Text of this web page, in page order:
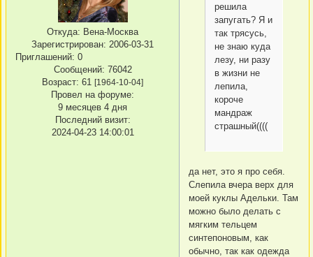
Откуда: Вена-Москва
Зарегистрирован: 2006-03-31
Приглашений: 0
Сообщений: 76042
Возраст: 61 [1964-10-04]
Провел на форуме:
9 месяцев 4 дня
Последний визит:
2024-04-23 14:00:01
решила
запугать? Я и
так трясусь,
не знаю куда
лезу, ни разу
в жизни не
лепила,
короче
мандраж
страшный((((
да нет, это я про себя.
Слепила вчера верх для
моей куклы Адельки. Там
можно было делать с
мягким тельцем
синтепоновым, как
обычно, так как одежда